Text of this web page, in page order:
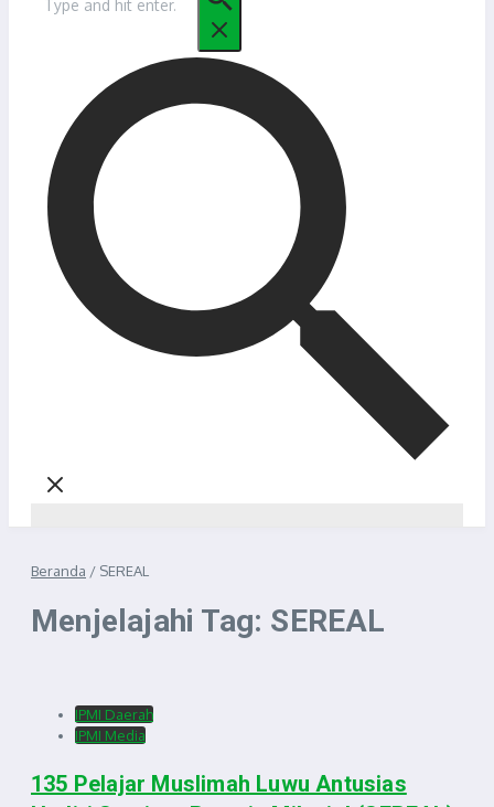
untuk:
Beranda / SEREAL
Menjelajahi Tag: SEREAL
IPMI Daerah
IPMI Media
135 Pelajar Muslimah Luwu Antusias